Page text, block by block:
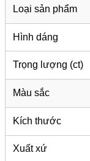
Loại sản phẩm
Hình dáng
Trọng lượng (ct)
Màu sắc
Kích thước
Xuất xứ